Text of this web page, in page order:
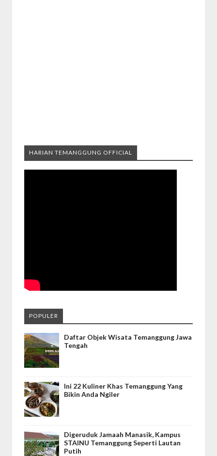
HARIAN TEMANGGUNG OFFICIAL
POPULER
Daftar Objek Wisata Temanggung Jawa
Tengah
Ini 22 Kuliner Khas Temanggung Yang
Bikin Anda Ngiler
Digeruduk Jamaah Manasik, Kampus
STAINU Temanggung Seperti Lautan
Putih